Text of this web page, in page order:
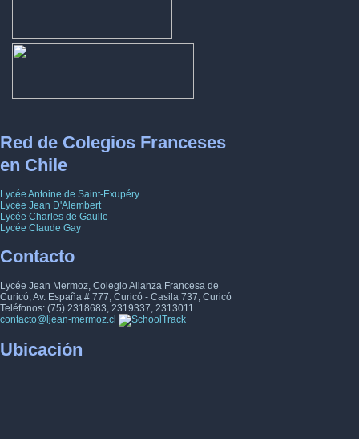
Red de Colegios Franceses
en Chile
Lycée Antoine de Saint-Exupéry
Lycée Jean D'Alembert
Lycée Charles de Gaulle
Lycée Claude Gay
Contacto
Lycée Jean Mermoz, Colegio Alianza Francesa de
Curicó, Av. España # 777, Curicó - Casila 737, Curicó
Teléfonos: (75) 2318683, 2319337, 2313011
contacto@ljean-mermoz.cl
Ubicación